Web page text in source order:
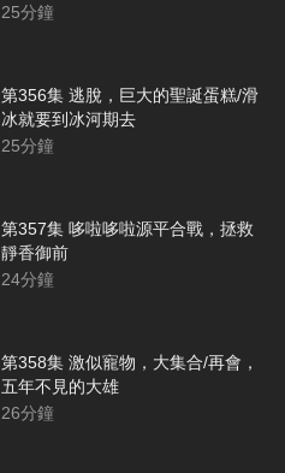
25分鐘
第356集 逃脫，巨大的聖誕蛋糕/滑
冰就要到冰河期去
25分鐘
第357集 哆啦哆啦源平合戰，拯救
靜香御前
24分鐘
第358集 激似寵物，大集合/再會，
五年不見的大雄
26分鐘